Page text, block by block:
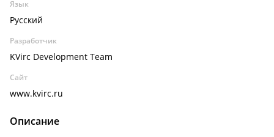
Язык
Русский
Разработчик
KVirc Development Team
Сайт
www.kvirc.ru
Описание